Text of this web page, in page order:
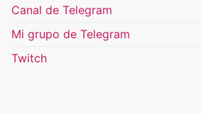
Canal de Telegram
Mi grupo de Telegram
Twitch